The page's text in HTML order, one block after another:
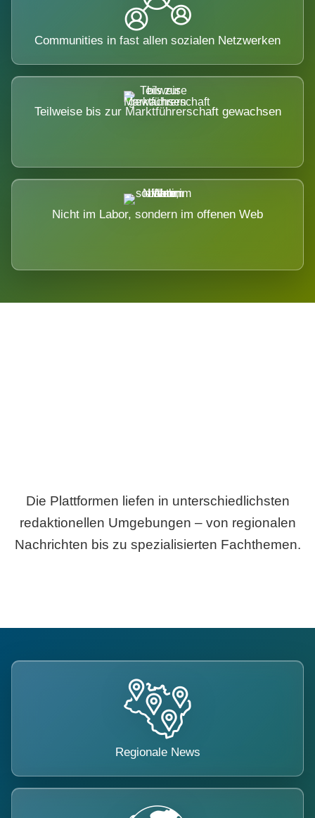
Communities in fast allen sozialen Netzwerken
Teilweise bis zur Marktführerschaft gewachsen
Nicht im Labor, sondern im offenen Web
Die Plattformen liefen in unterschiedlichsten
redaktionellen Umgebungen – von regionalen
Nachrichten bis zu spezialisierten Fachthemen.
Regionale News